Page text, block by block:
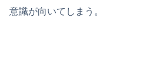
意識が向いてしまう。